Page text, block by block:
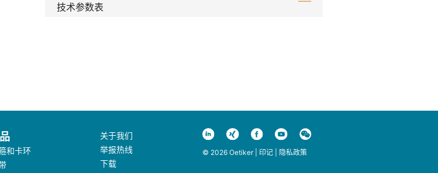
技术参数表
和卡环
关于我们
举报热线
下载
© 2026 Oetiker | 印记| 隐私政策